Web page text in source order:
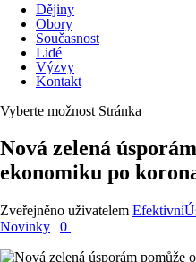
Dějiny
Obory
Současnost
Lidé
Výzvy
Kontakt
Vyberte možnost Stránka
Nová zelená
ekonomiku po
Zveřejněno uživatelem
Novinky | 0 |